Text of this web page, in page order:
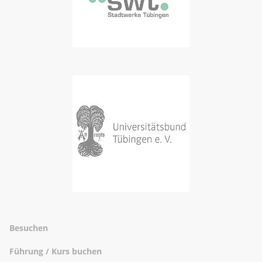
Besuchen
Führung / Kurs buchen